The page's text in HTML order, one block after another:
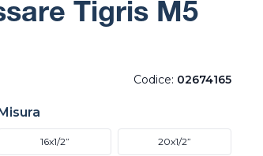
Tigris M5
Codice: 02674165
16x1/2” 20x1/2”